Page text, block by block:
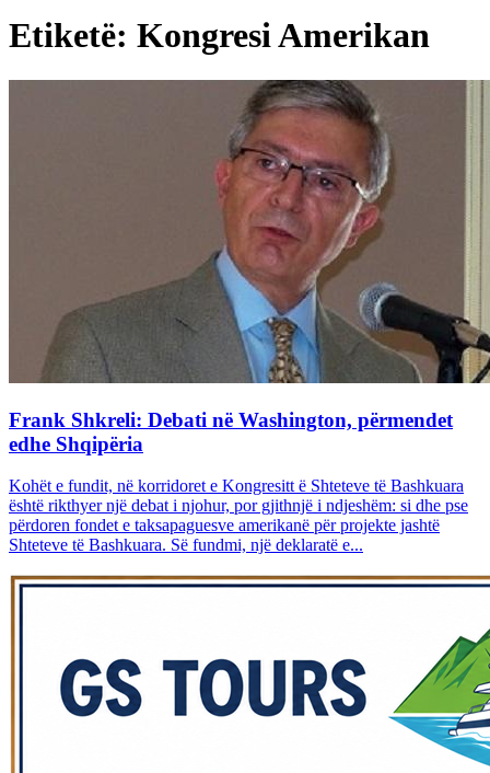
Etiketë: Kongresi Amerikan
Frank Shkreli: Debati në Washington, përmendet
edhe Shqipëria
Kohët e fundit, në korridoret e Kongresitt ë Shteteve të Bashkuara
është rikthyer një debat i njohur, por gjithnjë i ndjeshëm: si dhe pse
përdoren fondet e taksapaguesve amerikanë për projekte jashtë
Shteteve të Bashkuara. Së fundmi, një deklaratë e...